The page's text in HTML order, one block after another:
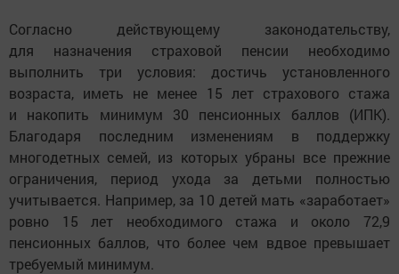
Согласно действующему законодательству,
для назначения страховой пенсии необходимо
выполнить три условия: достичь установленного
возраста, иметь не менее 15 лет страхового стажа
и накопить минимум 30 пенсионных баллов (ИПК).
Благодаря последним изменениям в поддержку
многодетных семей, из которых убраны все прежние
ограничения, период ухода за детьми полностью
учитывается. Например, за 10 детей мать «заработает»
ровно 15 лет необходимого стажа и около 72,9
пенсионных баллов, что более чем вдвое превышает
требуемый минимум.